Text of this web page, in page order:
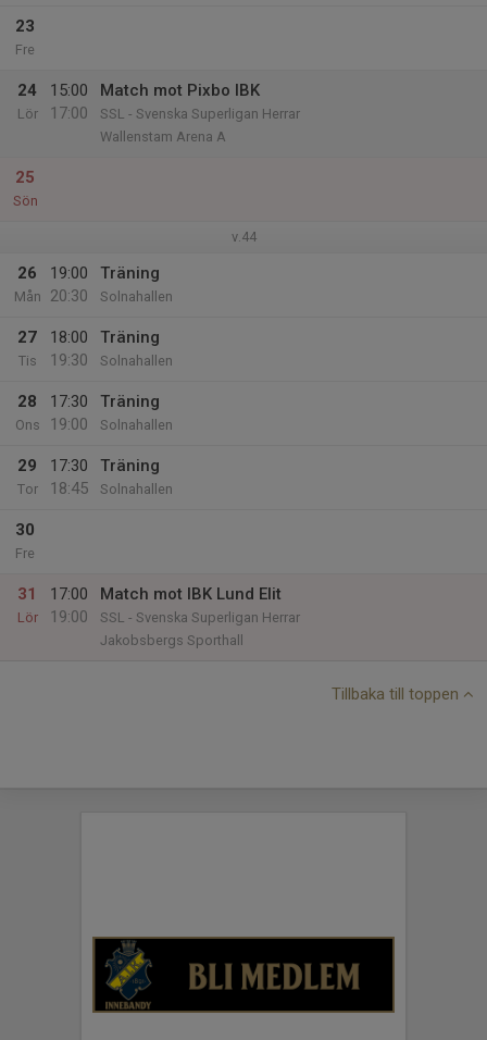
23
Fre
24
Lör
15:00
17:00
Match mot Pixbo IBK
SSL - Svenska Superligan Herrar
Wallenstam Arena A
25
Sön
v.44
26
Mån
19:00
20:30
Träning
Solnahallen
27
Tis
18:00
19:30
Träning
Solnahallen
28
Ons
17:30
19:00
Träning
Solnahallen
29
Tor
17:30
18:45
Träning
Solnahallen
30
Fre
31
Lör
17:00
19:00
Match mot IBK Lund Elit
SSL - Svenska Superligan Herrar
Jakobsbergs Sporthall
Tillbaka till toppen